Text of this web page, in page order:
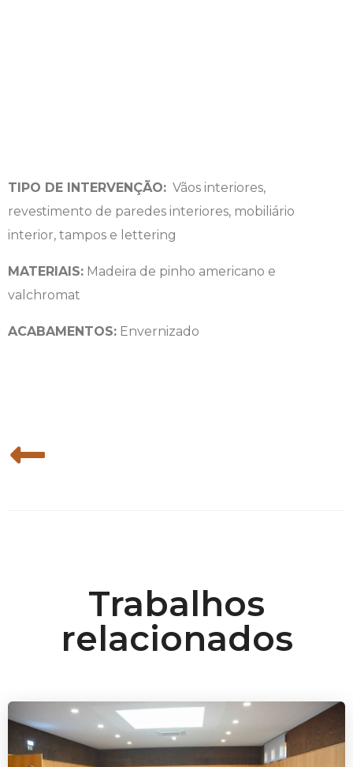
TIPO DE INTERVENÇÃO: Vãos interiores,
revestimento de paredes interiores, mobiliário
interior, tampos e lettering
MATERIAIS: Madeira de pinho americano e
valchromat
ACABAMENTOS: Envernizado
Trabalhos
relacionados